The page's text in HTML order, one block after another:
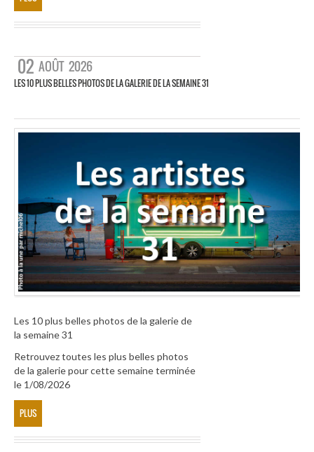
02 AOÛT 2026
LES 10 PLUS BELLES PHOTOS DE LA GALERIE DE LA SEMAINE 31
Les 10 plus belles photos de la galerie de
la semaine 31
Retrouvez toutes les plus belles photos
de la galerie pour cette semaine terminée
le 1/08/2026
PLUS